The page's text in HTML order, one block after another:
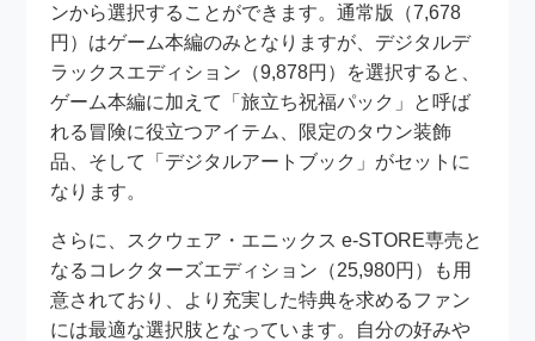
ンから選択することができます。通常版（7,678
円）はゲーム本編のみとなりますが、デジタルデ
ラックスエディション（9,878円）を選択すると、
ゲーム本編に加えて「旅立ち祝福パック」と呼ば
れる冒険に役立つアイテム、限定のタウン装飾
品、そして「デジタルアートブック」がセットに
なります。
さらに、スクウェア・エニックス e-STORE専売と
なるコレクターズエディション（25,980円）も用
意されており、より充実した特典を求めるファン
には最適な選択肢となっています。自分の好みや